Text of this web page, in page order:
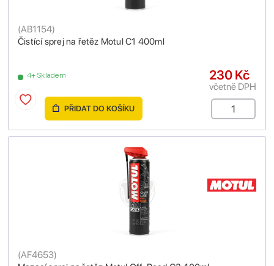
Čistící sprej na řetěz Motul C1 400ml
(AB1154)
4+ Skladem 230 Kč
včetně DPH
PŘIDAT DO KOŠÍKU
(AF4653)